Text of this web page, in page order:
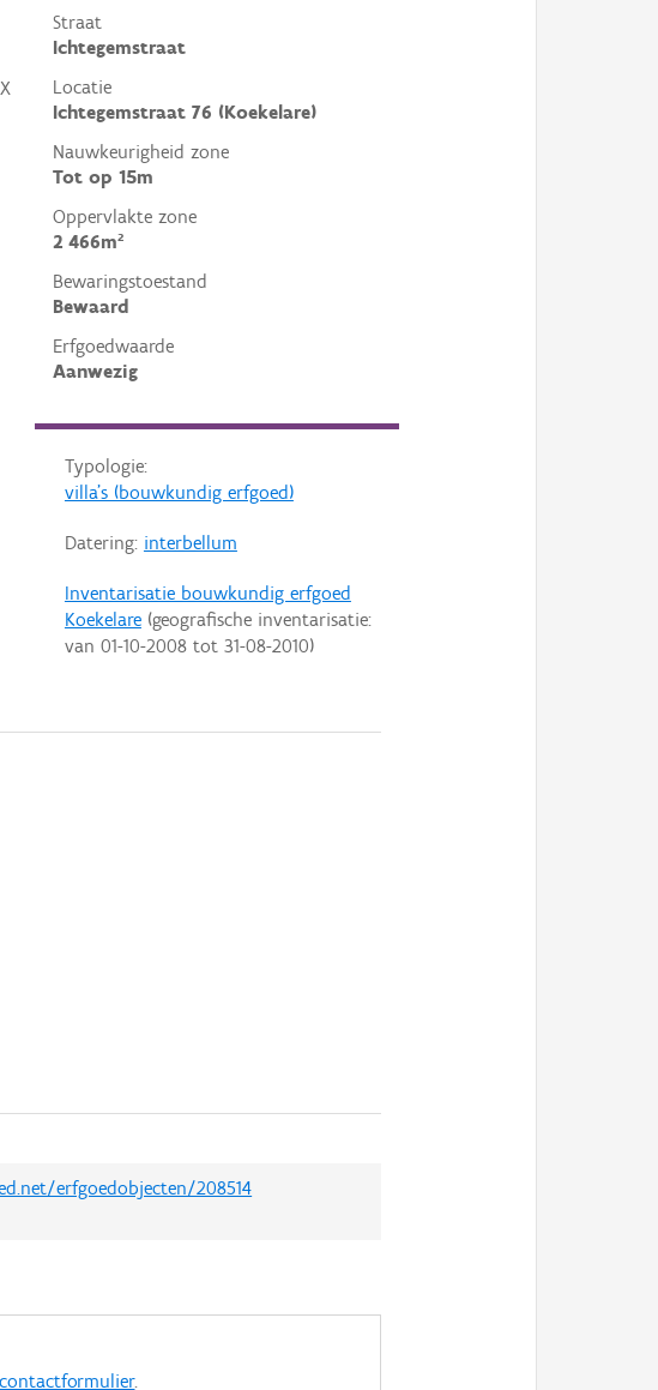
Straat
Ichtegemstraat
Locatie
Ichtegemstraat 76 (Koekelare)
Nauwkeurigheid zone
Tot op 15m
Oppervlakte zone
2 466m²
Bewaringstoestand
Bewaard
Erfgoedwaarde
Aanwezig
Typologie:
villa's (bouwkundig erfgoed)
Datering: interbellum
Inventarisatie bouwkundig erfgoed
Koekelare(geografische inventarisatie:
van 01-10-2008tot 31-08-2010)
erfgoedobjecten/208514
.